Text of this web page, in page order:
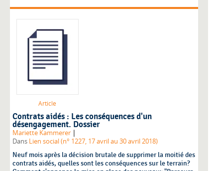
Article
Contrats aidés : Les conséquences d'un
désengagement. Dossier
Mariette Kammerer |
Dans Lien social (n° 1227, 17 avril au 30 avril 2018)
Neuf mois après la décision brutale de supprimer la moitié des
contrats aidés, quelles sont les conséquences sur le terrain?